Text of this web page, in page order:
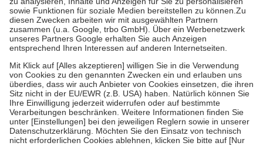
Bei Heilmitteln und häuslicher Krankenpflege beträgt die
Zuzahlung zehn Prozent der Kosten sowie zehn Euro je
Verordnung.
Um das Engagement der Versicherten für ihre eigene Gesundheit zu
stärken und die besondere Stellung der Familie zu unterstützen,
fallenkeine Zuzahlungenan bei:
• Kindern und Jugendlichen bis zum vollendeten 18. Lebensjahr
mit Ausnahme der Fahrkosten
• Untersuchungen zur Vorsorge und Früherkennung, die von der
GKV getragen werden
• empfohlenen Schutzimpfungen
• Harn- und Blutteststreifen